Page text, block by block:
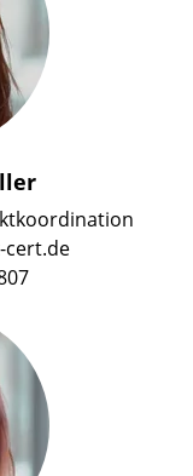
cert.de